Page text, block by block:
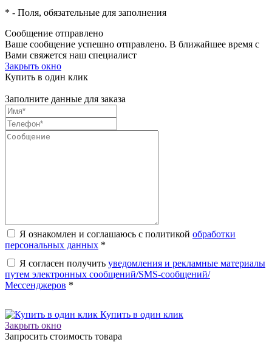
* - Поля, обязательные для заполнения
Сообщение отправлено
Ваше сообщение успешно отправлено. В ближайшее время с
Вами свяжется наш специалист
Закрыть окно
Купить в один клик
Заполните данные для заказа
Я ознакомлен и соглашаюсь с политикой обработки
персональных данных *
Я согласен получить уведомления и рекламные материалы
путем электронных сообщений/SMS-сообщений/
Мессенджеров *
Купить в один клик
Закрыть окно
Запросить стоимость товара